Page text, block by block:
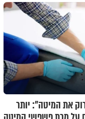
את המיטה": יותר